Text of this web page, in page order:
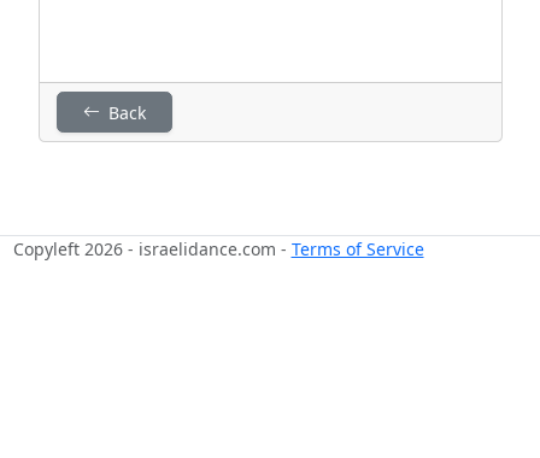
Back
Copyleft 2026 - israelidance.com - Terms of Service